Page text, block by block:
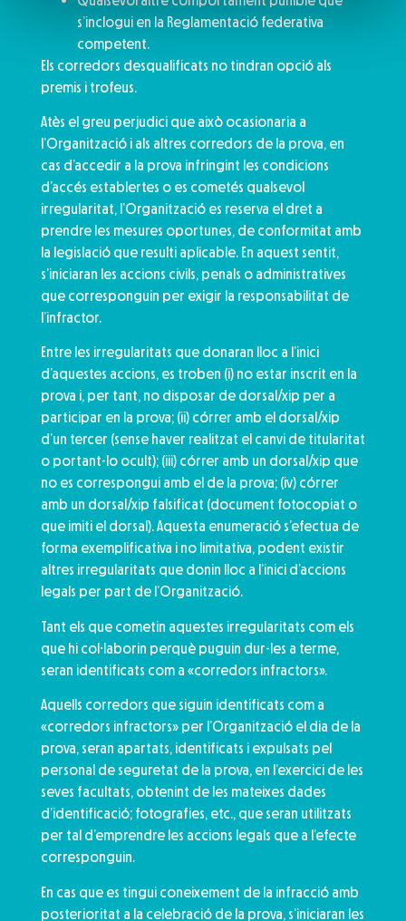
s’inclogui en la Reglamentació federativa
competent.
Els corredors desqualificats no tindran opció als
premis i trofeus.
Atès el greu perjudici que això ocasionaria a
l’Organització i als altres corredors de la prova, en
cas d’accedir a la prova infringint les condicions
d’accés establertes o es cometés qualsevol
irregularitat, l’Organització es reserva el dret a
prendre les mesures oportunes, de conformitat amb
la legislació que resulti aplicable. En aquest sentit,
s’iniciaran les accions civils, penals o administratives
que corresponguin per exigir la responsabilitat de
l’infractor.
Entre les irregularitats que donaran lloc a l’inici
d’aquestes accions, es troben (i) no estar inscrit en la
prova i, per tant, no disposar de dorsal/xip per a
participar en la prova; (ii) córrer amb el dorsal/xip
d’un tercer (sense haver realitzat el canvi de titularitat
o portant-lo ocult); (iii) córrer amb un dorsal/xip que
no es correspongui amb el de la prova; (iv) córrer
amb un dorsal/xip falsificat (document fotocopiat o
que imiti el dorsal). Aquesta enumeració s’efectua de
forma exemplificativa i no limitativa, podent existir
altres irregularitats que donin lloc a l’inici d’accions
legals per part de l’Organització.
Tant els que cometin aquestes irregularitats com els
que hi col·laborin perquè puguin dur-les a terme,
seran identificats com a «corredors infractors».
Aquells corredors que siguin identificats com a
«corredors infractors» per l’Organització el dia de la
prova, seran apartats, identificats i expulsats pel
personal de seguretat de la prova, en l’exercici de les
seves facultats, obtenint de les mateixes dades
d’identificació; fotografies, etc., que seran utilitzats
per tal d’emprendre les accions legals que a l’efecte
corresponguin.
En cas que es tingui coneixement de la infracció amb
posterioritat a la celebració de la prova, s’iniciaran les